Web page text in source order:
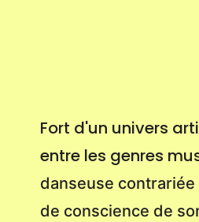
Fort d'un univers
entre les genres
danseuse
de conscience de